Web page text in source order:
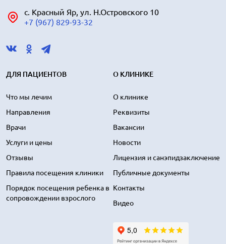
с. Красный Яр, ул. Н.Островского 10
+7 (967) 829-93-32
ДЛЯ ПАЦИЕНТОВ
Что мы лечим
Направления
Врачи
Услуги и цены
Отзывы
Правила посещения клиники
Порядок посещения ребенка в
сопровождении взрослого
О КЛИНИКЕ
О клинике
Реквизиты
Вакансии
Новости
Лицензия и санэпидзаключение
Публичные документы
Контакты
Видео